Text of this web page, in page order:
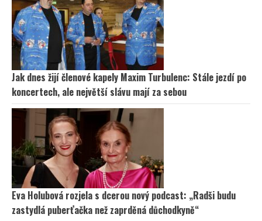
Jak dnes žijí členové kapely Maxim Turbulenc: Stále jezdí po
koncertech, ale největší slávu mají za sebou
Eva Holubová rozjela s dcerou nový podcast: „Radši budu
zastydlá puberťačka než zaprděná důchodkyně“